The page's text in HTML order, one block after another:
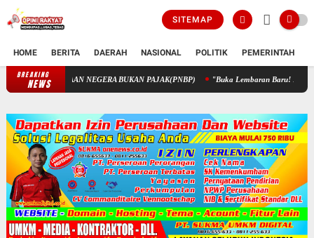
SITEMAP
HOME BERITA DAERAH NASIONAL POLITIK PEMERINTAH
BREAKING
NEWS PENGELOLAAN KEUANGAN STIK MELALUI PENERIMAAN NEGERA